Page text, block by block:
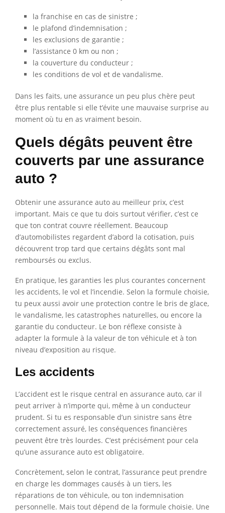
la franchise en cas de sinistre ;
le plafond d’indemnisation ;
les exclusions de garantie ;
l’assistance 0 km ou non ;
la couverture du conducteur ;
les conditions de vol et de vandalisme.
Dans les faits, une assurance un peu plus chère peut
être plus rentable si elle t’évite une mauvaise surprise au
moment où tu en as vraiment besoin.
Quels dégâts peuvent être
couverts par une assurance
auto ?
Obtenir une assurance auto au meilleur prix, c’est
important. Mais ce que tu dois surtout vérifier, c’est ce
que ton contrat couvre réellement. Beaucoup
d’automobilistes regardent d’abord la cotisation, puis
découvrent trop tard que certains dégâts sont mal
remboursés ou exclus.
En pratique, les garanties les plus courantes concernent
les accidents, le vol et l’incendie. Selon la formule choisie,
tu peux aussi avoir une protection contre le bris de glace,
le vandalisme, les catastrophes naturelles, ou encore la
garantie du conducteur. Le bon réflexe consiste à
adapter la formule à la valeur de ton véhicule et à ton
niveau d’exposition au risque.
Les accidents
L’accident est le risque central en assurance auto, car il
peut arriver à n’importe qui, même à un conducteur
prudent. Si tu es responsable d’un sinistre sans être
correctement assuré, les conséquences financières
peuvent être très lourdes. C’est précisément pour cela
qu’une assurance auto est obligatoire.
Concrètement, selon le contrat, l’assurance peut prendre
en charge les dommages causés à un tiers, les
réparations de ton véhicule, ou ton indemnisation
personnelle. Mais tout dépend de la formule choisie. Une